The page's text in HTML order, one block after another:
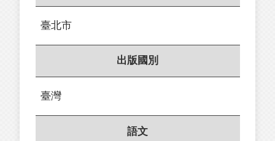
臺北市
出版國別
臺灣
語文